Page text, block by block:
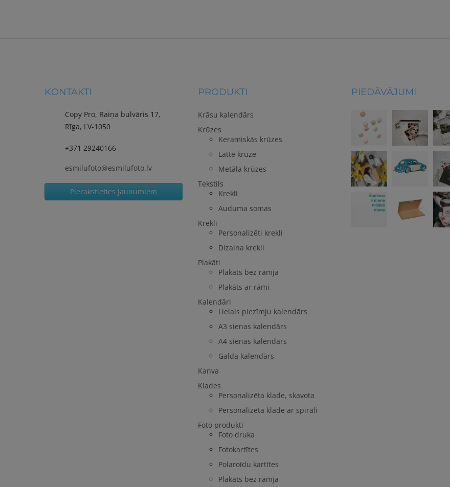
KONTAKTI
Copy Pro, Raiņa bulvāris 17,
Rīga, LV-1050
+371 29240166
esmilufoto@esmilufoto.lv
Pierakstieties jaunumiem
PRODUKTI
Krāsu kalendārs
Krūzes
Keramiskās krūzes
Latte krūze
Metāla krūzes
Tekstils
Krekli
Auduma somas
Krekli
Personalizēti krekli
Dizaina krekli
Plakāti
Plakāts bez rāmja
Plakāts ar rāmi
Kalendāri
Lielais piezīmju kalendārs
A3 sienas kalendārs
A4 sienas kalendārs
Galda kalendārs
Kanva
Klades
Personalizēta klade, skavota
Personalizēta klade ar spirāli
Foto produkti
Foto druka
Fotokartītes
Polaroīdu kartītes
Plakāts bez rāmja
PIEDĀVĀJUMI